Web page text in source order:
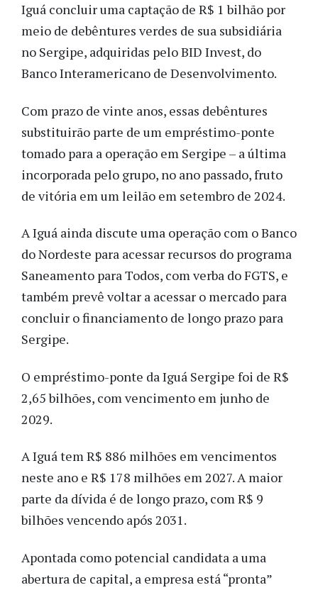
Iguá concluir uma captação de R$ 1 bilhão por
meio de debêntures verdes de sua subsidiária
no Sergipe, adquiridas pelo BID Invest, do
Banco Interamericano de Desenvolvimento.
Com prazo de vinte anos, essas debêntures
substituirão parte de um empréstimo-ponte
tomado para a operação em Sergipe – a última
incorporada pelo grupo, no ano passado, fruto
de vitória em um leilão em setembro de 2024.
A Iguá ainda discute uma operação com o Banco
do Nordeste para acessar recursos do programa
Saneamento para Todos, com verba do FGTS, e
também prevê voltar a acessar o mercado para
concluir o financiamento de longo prazo para
Sergipe.
O empréstimo-ponte da Iguá Sergipe foi de R$
2,65 bilhões, com vencimento em junho de
2029.
A Iguá tem R$ 886 milhões em vencimentos
neste ano e R$ 178 milhões em 2027. A maior
parte da dívida é de longo prazo, com R$ 9
bilhões vencendo após 2031.
Apontada como potencial candidata a uma
abertura de capital, a empresa está “pronta”